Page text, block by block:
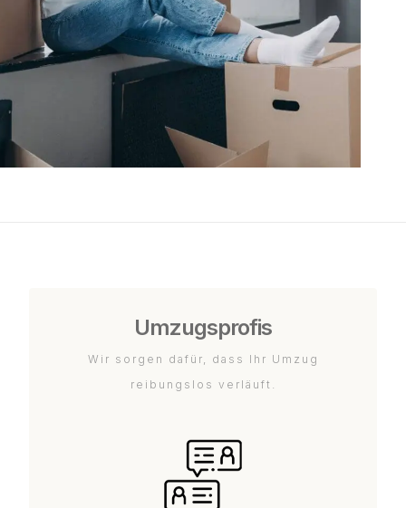
Umzugsprofis
Wir sorgen dafür, dass Ihr Umzug
reibungslos verläuft.